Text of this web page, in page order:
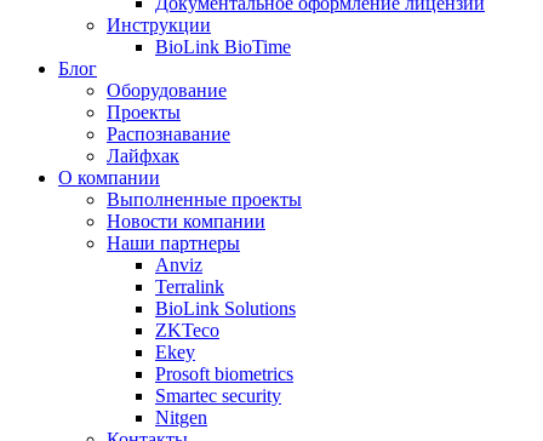
Инструкции
BioLink BioTime
Блог
Оборудование
Проекты
Распознавание
Лайфхак
О компании
Выполненные проекты
Новости компании
Наши партнеры
Anviz
Terralink
BioLink Solutions
ZKTeco
Ekey
Prosoft biometrics
Smartec security
Nitgen